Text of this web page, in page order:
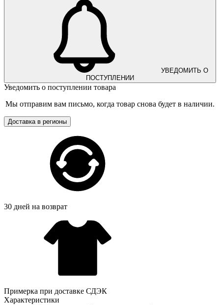
УВЕДОМИТЬ О
ПОСТУПЛЕНИИ
Уведомить о поступлении товара
Мы отправим вам письмо, когда товар снова будет в наличии.
Доставка в регионы
30 дней на возврат
Примерка при доставке СДЭК
Характеристики